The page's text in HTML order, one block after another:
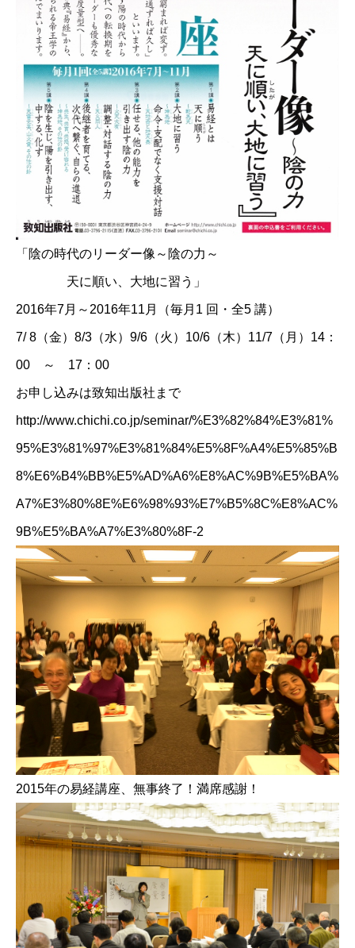
「陰の時代のリーダー像～陰の力～
天に順い、大地に習う」
2016年7月～2016年11月（毎月1 回・全5 講）
7/ 8（金）8/3（水）9/6（火）10/6（木）11/7（月）14：
00 ～ 17：00
お申し込みは致知出版社まで
http://www.chichi.co.jp/seminar/%E3%82%84%E3%81%
95%E3%81%97%E3%81%84%E5%8F%A4%E5%85%B
8%E6%B4%BB%E5%AD%A6%E8%AC%9B%E5%BA%
A7%E3%80%8E%E6%98%93%E7%B5%8C%E8%AC%
9B%E5%BA%A7%E3%80%8F-2
2015年の易経講座、無事終了！満席感謝！